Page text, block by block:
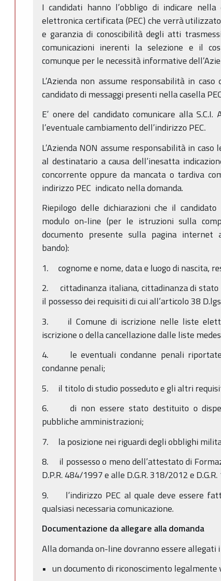
I candidati hanno l’obbligo di indicare
elettronica certificata (PEC) che verrà
e garanzia di conoscibilità degli atti
comunicazioni inerenti la selezione e il
comunque per le necessità informative
L’Azienda non assume responsabilità in
candidato di messaggi presenti nella casella
E’ onere del candidato comunicare alla
l’eventuale cambiamento dell’indirizzo PEC.
L’Azienda NON assume responsabilità in
al destinatario a causa dell’inesatta
concorrente oppure da mancata o tardiva
indirizzo PEC indicato nella domanda.
Riepilogo delle dichiarazioni che il
modulo on-line (per le istruzioni sulla
documento presente sulla pagina internet
bando):
1. cognome e nome, data e luogo di nascita,
2. cittadinanza italiana, cittadinanza di stato
il possesso dei requisiti di cui all’articolo 38
3. il Comune di iscrizione nelle liste
iscrizione o della cancellazione dalle liste
4. le eventuali condanne penali
condanne penali;
5. il titolo di studio posseduto e gli altri
6. di non essere stato destituito o
pubbliche amministrazioni;
7. la posizione nei riguardi degli obblighi
8. il possesso o meno dell’attestato di
D.P.R. 484/1997 e alle D.G.R. 318/2012 e
9. l’indirizzo PEC al quale deve essere
qualsiasi necessaria comunicazione.
Documentazione da allegare alla domanda
Alla domanda on-line dovranno essere allegati
• un documento di riconoscimento legalmente